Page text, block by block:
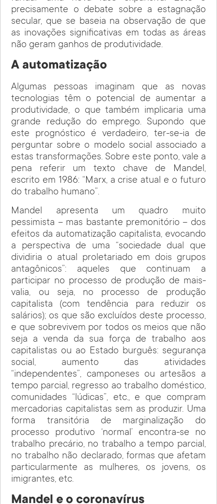
precisamente o debate sobre a estagnação
secular, que se baseia na observação de que
as inovações significativas em todas as áreas
não geram ganhos de produtividade.
A automatização
Algumas pessoas imaginam que as novas
tecnologias têm o potencial de aumentar a
produtividade, o que também implicaria uma
grande redução do emprego. Supondo que
este prognóstico é verdadeiro, ter-se-ia de
perguntar sobre o modelo social associado a
estas transformações. Sobre este ponto, vale a
pena referir um texto chave de Mandel,
escrito em 1986: “Marx, a crise atual e o futuro
do trabalho humano”.
Mandel apresenta um quadro muito
pessimista – mas bastante premonitório – dos
efeitos da automatização capitalista, evocando
a perspectiva de uma “sociedade dual que
dividiria o atual proletariado em dois grupos
antagônicos”: aqueles que continuam a
participar no processo de produção de mais-
valia, ou seja, no processo de produção
capitalista (com tendência para reduzir os
salários); os que são excluídos deste processo,
e que sobrevivem por todos os meios que não
seja a venda da sua força de trabalho aos
capitalistas ou ao Estado burguês: segurança
social, aumento das atividades
“independentes”, camponeses ou artesãos a
tempo parcial, regresso ao trabalho doméstico,
comunidades “lúdicas”, etc., e que compram
mercadorias capitalistas sem as produzir. Uma
forma transitória de marginalização do
processo produtivo ‘normal’ encontra-se no
trabalho precário, no trabalho a tempo parcial,
no trabalho não declarado, formas que afetam
particularmente as mulheres, os jovens, os
imigrantes, etc.
Mandel e o coronavírus